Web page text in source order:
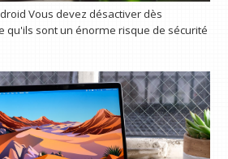
Vous devez désactiver dès
qu'ils sont un énorme risque de sécurité